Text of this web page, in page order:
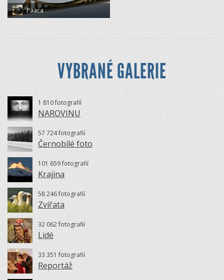
Paaca
VYBRANÉ GALERIE
1 810 fotografií
NAROVINU
57 724 fotografií
Černobílé foto
101 659 fotografií
Krajina
58 246 fotografií
Zvířata
32 062 fotografií
Lidé
33 351 fotografií
Reportáž